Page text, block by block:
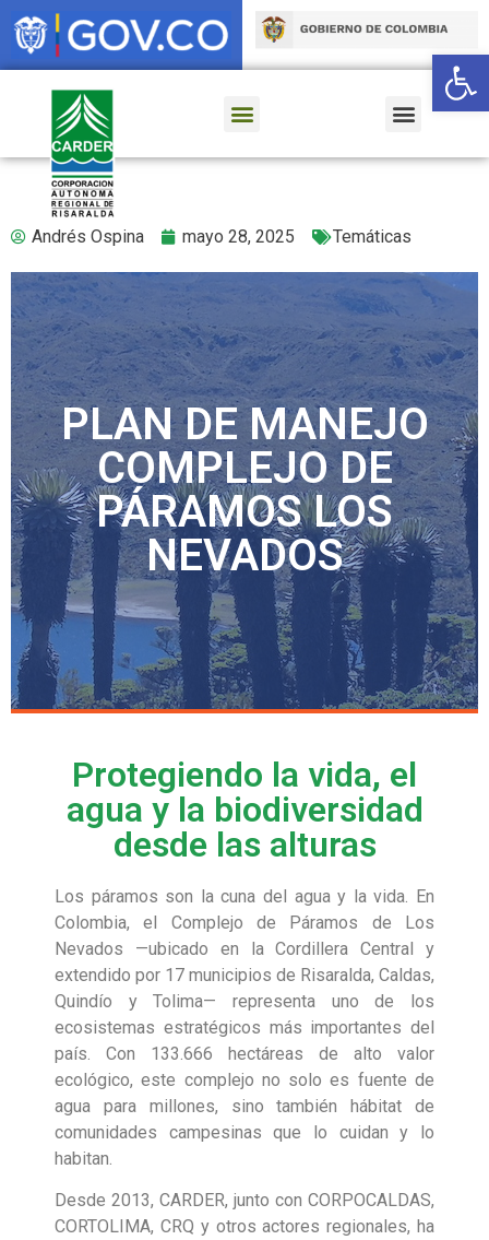
Andrés Ospina mayo 28, 2025 Temáticas
PLAN DE MANEJO
COMPLEJO DE
PÁRAMOS LOS
NEVADOS
Protegiendo la vida, el
agua y la biodiversidad
desde las alturas
Los páramos son la cuna del agua y la vida. En
Colombia, el Complejo de Páramos de Los
Nevados —ubicado en la Cordillera Central y
extendido por 17 municipios de Risaralda, Caldas,
Quindío y Tolima— representa uno de los
ecosistemas estratégicos más importantes del
país. Con 133.666 hectáreas de alto valor
ecológico, este complejo no solo es fuente de
agua para millones, sino también hábitat de
comunidades campesinas que lo cuidan y lo
habitan.
Desde 2013, CARDER, junto con CORPOCALDAS,
CORTOLIMA, CRQ y otros actores regionales, ha